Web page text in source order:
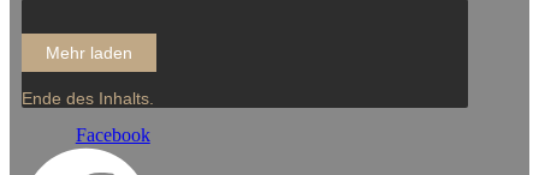
Mehr laden
Ende des Inhalts.
Facebook